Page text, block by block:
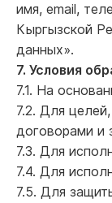
имя, email,
Кыргызской
данных».
7. Условия
7.1. На
7.2. Для
договорами и
7.3. Для
7.4. Для
7.5. Для